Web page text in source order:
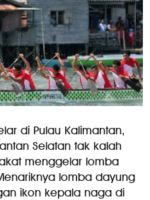
di Pulau Kalimantan,
Selatan tak kalah
menggelar lomba
lomba dayung
ikon kepala naga di